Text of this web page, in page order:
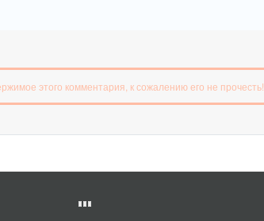
этого комментария, к сожалению его не прочесть!